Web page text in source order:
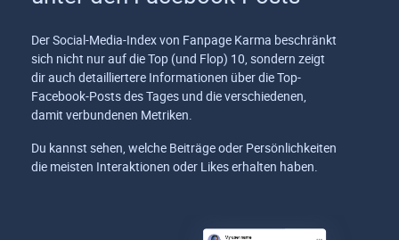
Der Social-Media-Index von Fanpage Karma beschränkt
sich nicht nur auf die Top (und Flop) 10, sondern zeigt
dir auch detailliertere Informationen über die Top-
Facebook-Posts des Tages und die verschiedenen,
damit verbundenen Metriken.
Du kannst sehen, welche Beiträge oder Persönlichkeiten
die meisten Interaktionen oder Likes erhalten haben.